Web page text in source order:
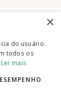
×
do usuário.
todos os
Ler mais